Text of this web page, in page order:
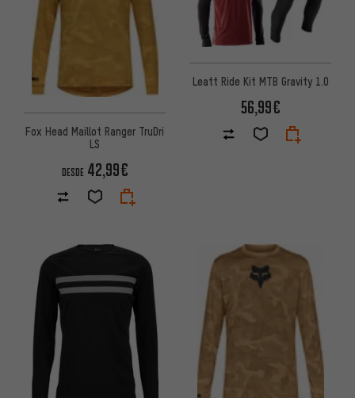
Fox Head Maillot Ranger TruDri
LS
DESDE 42,99€
Leatt Ride Kit MTB Gravity 1.0
56,99€